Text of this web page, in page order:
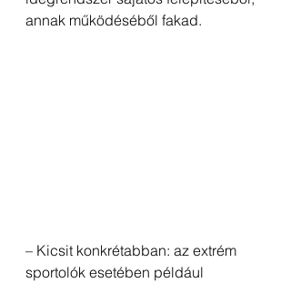
annak működéséből fakad.
– Kicsit konkrétabban: az extrém
sportolók esetében például